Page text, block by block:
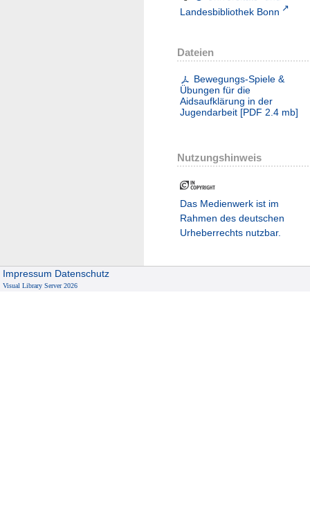
Landesbibliothek Bonn
Dateien
Bewegungs-Spiele &
Übungen für die
Aidsaufklärung in der
Jugendarbeit [PDF 2.4 mb]
Nutzungshinweis
Das Medienwerk ist im
Rahmen des deutschen
Urheberrechts nutzbar.
Impressum Datenschutz
Visual Library Server 2026